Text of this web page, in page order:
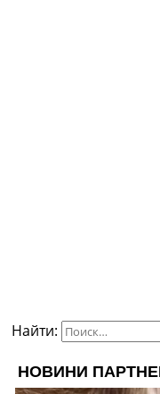
Найти: